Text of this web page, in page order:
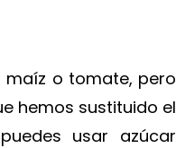
maíz o tomate, pero
hemos sustituido el
usar azúcar